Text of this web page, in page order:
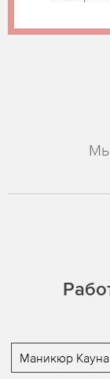
Маникюр